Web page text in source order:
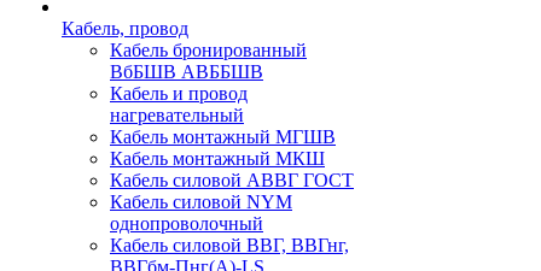
Кабель, провод
Кабель бронированный
ВбБШВ АВББШВ
Кабель и провод
нагревательный
Кабель монтажный МГШВ
Кабель монтажный МКШ
Кабель силовой АВВГ ГОСТ
Кабель силовой NYM
однопроволочный
Кабель силовой ВВГ, ВВГнг,